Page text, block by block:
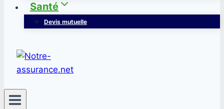
Santé
Devis mutuelle